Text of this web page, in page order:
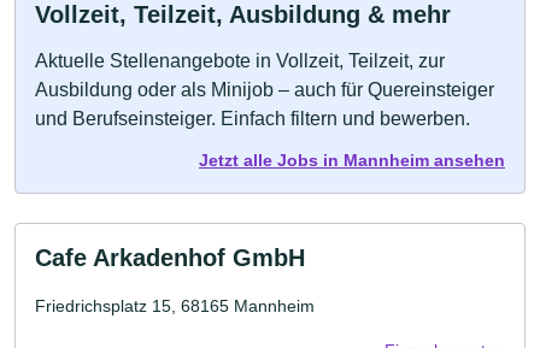
Vollzeit, Teilzeit, Ausbildung & mehr
Aktuelle Stellenangebote in Vollzeit, Teilzeit, zur
Ausbildung oder als Minijob – auch für Quereinsteiger
und Berufseinsteiger. Einfach filtern und bewerben.
Jetzt alle Jobs in Mannheim ansehen
Cafe Arkadenhof GmbH
Friedrichsplatz 15, 68165 Mannheim